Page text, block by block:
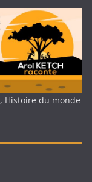
Histoire du monde